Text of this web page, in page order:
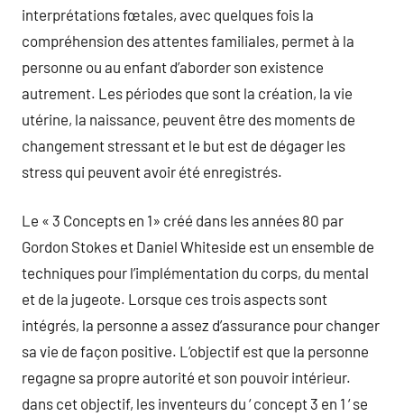
interprétations fœtales, avec quelques fois la
compréhension des attentes familiales, permet à la
personne ou au enfant d’aborder son existence
autrement. Les périodes que sont la création, la vie
utérine, la naissance, peuvent être des moments de
changement stressant et le but est de dégager les
stress qui peuvent avoir été enregistrés.
Le « 3 Concepts en 1» créé dans les années 80 par
Gordon Stokes et Daniel Whiteside est un ensemble de
techniques pour l’implémentation du corps, du mental
et de la jugeote. Lorsque ces trois aspects sont
intégrés, la personne a assez d’assurance pour changer
sa vie de façon positive. L’objectif est que la personne
regagne sa propre autorité et son pouvoir intérieur.
dans cet objectif, les inventeurs du ‘ concept 3 en 1 ‘ se